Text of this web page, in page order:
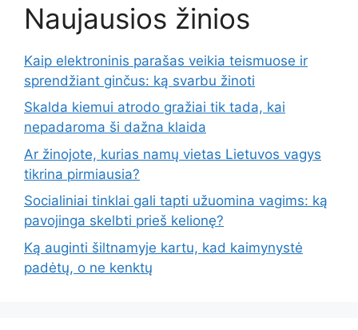
Naujausios žinios
Kaip elektroninis parašas veikia teismuose ir
sprendžiant ginčus: ką svarbu žinoti
Skalda kiemui atrodo gražiai tik tada, kai
nepadaroma ši dažna klaida
Ar žinojote, kurias namų vietas Lietuvos vagys
tikrina pirmiausia?
Socialiniai tinklai gali tapti užuomina vagims: ką
pavojinga skelbti prieš kelionę?
Ką auginti šiltnamyje kartu, kad kaimynystė
padėtų, o ne kenktų